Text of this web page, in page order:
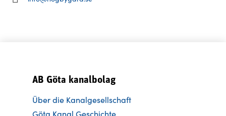
AB Göta kanalbolag
Über die Kanalgesellschaft